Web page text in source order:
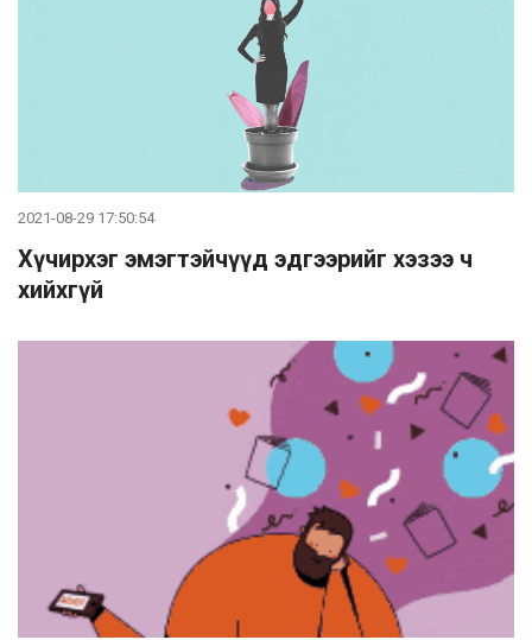
2021-08-29 17:50:54
Хүчирхэг эмэгтэйчүүд эдгээрийг хэзээ ч
хийхгүй